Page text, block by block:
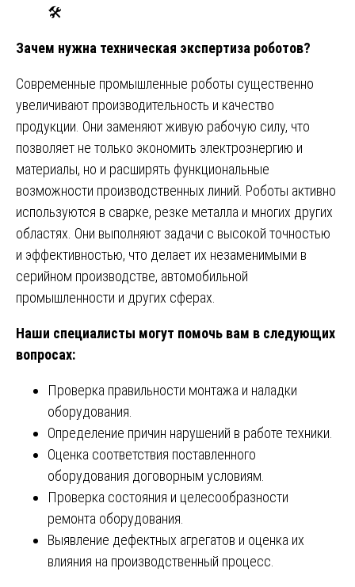
🛠️
Зачем нужна техническая экспертиза роботов?
Современные промышленные роботы существенно
увеличивают производительность и качество
продукции. Они заменяют живую рабочую силу, что
позволяет не только экономить электроэнергию и
материалы, но и расширять функциональные
возможности производственных линий. Роботы активно
используются в сварке, резке металла и многих других
областях. Они выполняют задачи с высокой точностью
и эффективностью, что делает их незаменимыми в
серийном производстве, автомобильной
промышленности и других сферах.
Наши специалисты могут помочь вам в следующих
вопросах:
Проверка правильности монтажа и наладки
оборудования.
Определение причин нарушений в работе техники.
Оценка соответствия поставленного
оборудования договорным условиям.
Проверка состояния и целесообразности
ремонта оборудования.
Выявление дефектных агрегатов и оценка их
влияния на производственный процесс.